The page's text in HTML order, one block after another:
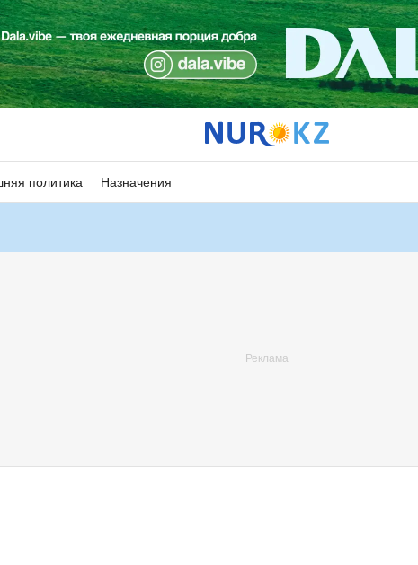
политика Назначения